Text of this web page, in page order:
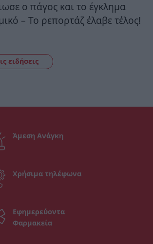
ο πάγος και το έγκλημα
– Το ρεπορτάζ έλαβε τέλος!
ειδήσεις
Άμεση Ανάγκη
Χρήσιμα τηλέφωνα
Εφημερεύοντα
Φαρμακεία